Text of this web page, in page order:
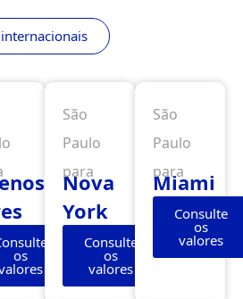
os
São
Paulo
para
Nova
York
Consulte
os
valores
São
Paulo
para
Miami
Consulte
os
valores